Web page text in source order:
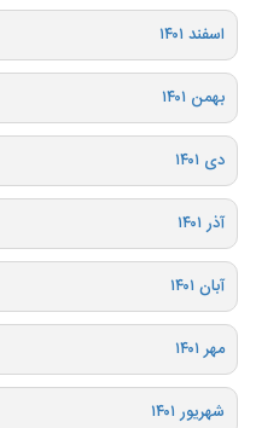
اسفند ۱۴۰۱
بهمن ۱۴۰۱
دی ۱۴۰۱
آذر ۱۴۰۱
آبان ۱۴۰۱
مهر ۱۴۰۱
شهریور ۱۴۰۱